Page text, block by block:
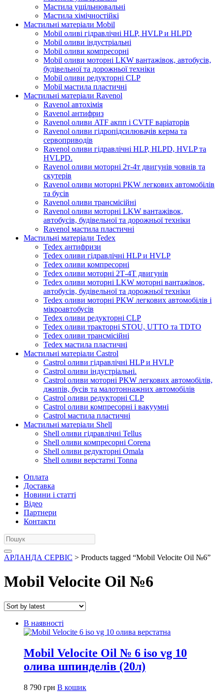
Мастила ущільнювальні
Мастила хімічностійкі
Мастильні матеріали Mobil
Mobil оливі гідравлічні HLP, HVLP и HLPD
Mobil оливи індустріальні
Mobil оливи компресорні
Mobil оливи моторні LKW вантажівок, автобусів,
будівельної та дорожньої техніки
Mobil оливи редукторні CLP
Mobil мастила пластичні
Мастильні матеріали Ravenol
Ravenol автохімія
Ravenol антифриз
Ravenol оливи ATF акпп і CVTF варіаторів
Ravenol оливи гідропідсилювачів керма та
сервоприводів
Ravenol оливи гідравлічні HLP, HLPD, HVLP та
HVLPD.
Ravenol оливи моторні 2т-4т двигунів човнів та
скутерів
Ravenol оливи моторні PKW легкових автомобілів
та бусів
Ravenol оливи трансмісійні
Ravenol оливи моторні LKW вантажівок,
автобусів, будівельної та дорожньої техніки
Ravenol мастила пластичні
Мастильні матеріали Tedex
Tedex антифризи
Tedex оливи гідравлічні HLP и HVLP
Tedex оливи компресорні
Tedex оливи моторні 2Т-4Т двигунів
Tedex оливи моторні LKW моторні вантажівок,
автобусів, будівельної та дорожньої техніки
Tedex оливи моторні PKW легкових автомобілів і
мікроавтобусів
Tedex оливи редукторні CLP
Tedex оливи тракторні STOU, UTTO та TDTO
Tedex оливи трансмісійні
Tedex мастила пластичні
Мастильні матеріали Castrol
Castrol оливи гідравлічні HLP и HVLP
Castrol оливи індустріальні.
Castrol оливи моторні PKW легкових автомобілів,
джипів, бусів та малотоннажних автомобілів
Castrol оливи редукторні CLP
Castrol оливи компресорні і вакуумні
Castrol мастила пластичні
Мастильні матеріали Shell
Shell оливи гідравлічні Tellus
Shell оливи компресорні Corena
Shell оливи редукторні Omala
Shell оливи верстатні Tonna
Оплата
Доставка
Новини і статті
Відео
Партнери
Контакти
АРЛАНДА СЕРВІС > Products tagged “Mobil Velocite Oil №6”
Mobil Velocite Oil №6
В наявності
Mobil Velocite Oil № 6 iso vg 10
олива шпинделів (20л)
8 790 грн В кошик